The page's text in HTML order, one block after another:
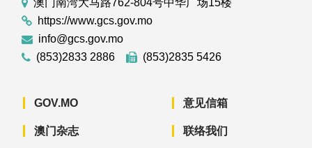
https://www.gcs.gov.mo
info@gcs.gov.mo
(853)2833 2886
(853)2835 5426
GOV.MO
澳门杂志
意见信箱
联络我们